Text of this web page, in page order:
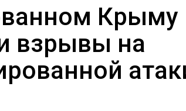
Крыму
взрывы на